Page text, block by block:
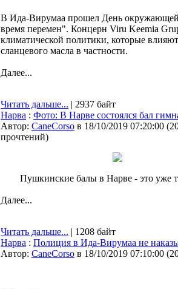
В Ида-Вирумаа прошел День окружающей
время перемен". Концерн Viru Keemia
климатической политики, которые
сланцевого масла в частности.
Далее...
Читать дальше... | 2937 байт
Нарва : Фото: В Нарве состоялся бал
Автор: CaneCorso в 18/10/2019 07:20:00 (
прочтений)
Пушкинские балы в Нарве - это уже
Далее...
Читать дальше... | 1208 байт
Нарва : Полиция в Ида-Вирумаа не
Автор: CaneCorso в 18/10/2019 07:10:00 (